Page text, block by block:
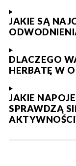
JAKIE SĄ
DLACZEGO
HERBATĘ W
JAKIE
SPRAWDZĄ